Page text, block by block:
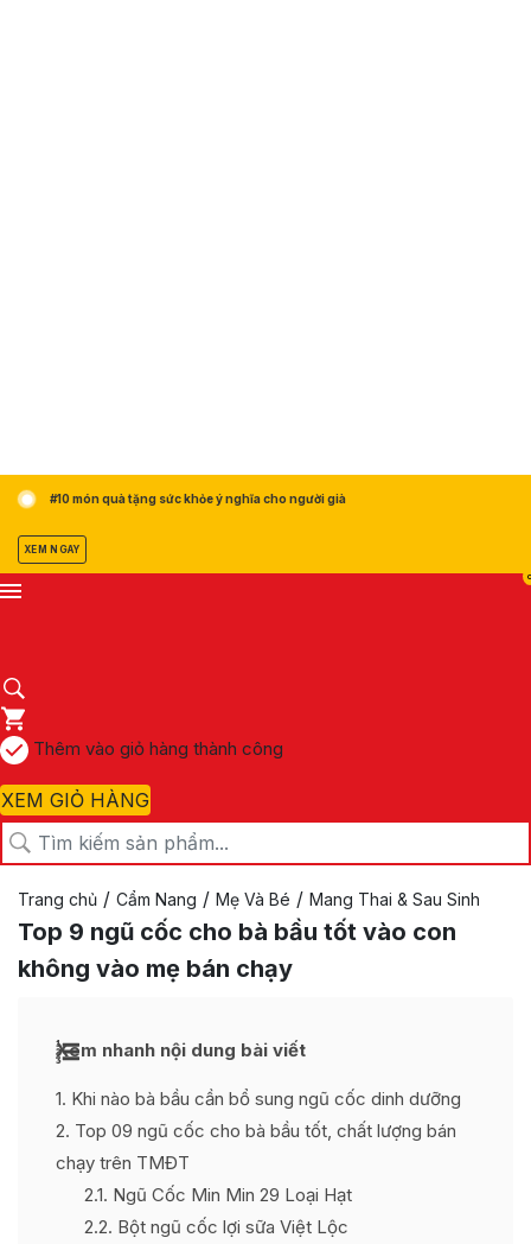
#10 món quà tặng sức khỏe ý nghĩa cho người già
XEM NGAY
0
Thêm vào giỏ hàng thành công
XEM GIỎ HÀNG
Trang chủ / Cẩm Nang / Mẹ Và Bé / Mang Thai & Sau Sinh
Top 9 ngũ cốc cho bà bầu tốt vào con
không vào mẹ bán chạy
Xem nhanh nội dung bài viết
1 Khi nào bà bầu cần bổ sung ngũ cốc dinh dưỡng
2 Top 09 ngũ cốc cho bà bầu tốt, chất lượng bán
chạy trên TMĐT
2.1 Ngũ Cốc Min Min 29 Loại Hạt
2.2 Bột ngũ cốc lợi sữa Việt Lộc